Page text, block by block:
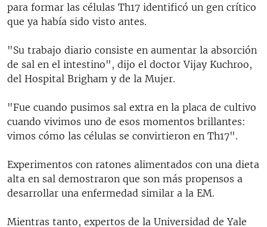
para formar las células Th17 identificó un gen crítico
que ya había sido visto antes.
"Su trabajo diario consiste en aumentar la absorción
de sal en el intestino", dijo el doctor Vijay Kuchroo,
del Hospital Brigham y de la Mujer.
"Fue cuando pusimos sal extra en la placa de cultivo
cuando vivimos uno de esos momentos brillantes:
vimos cómo las células se convirtieron en Th17".
Experimentos con ratones alimentados con una dieta
alta en sal demostraron que son más propensos a
desarrollar una enfermedad similar a la EM.
Mientras tanto, expertos de la Universidad de Yale